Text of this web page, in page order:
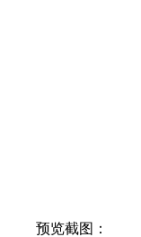
平台
截图：